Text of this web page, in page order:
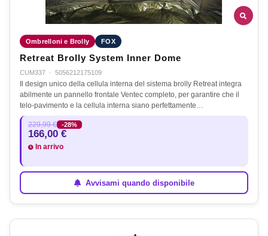
Ombrelloni e Brolly FOX
Retreat Brolly System Inner Dome
CUM337 · 5056212175109
Il design unico della cellula interna del sistema brolly Retreat integra
abilmente un pannello frontale Ventec completo, per garantire che il
telo-pavimento e la cellula interna siano perfettamente…
229,99 € -28%
166,00 €
In arrivo
Avvisami quando disponibile